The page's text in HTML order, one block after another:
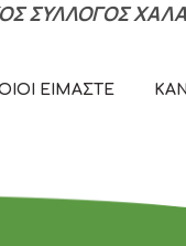
ΣΥΛΛΟΓΟΣ
ΕΊΜΑΣΤΕ